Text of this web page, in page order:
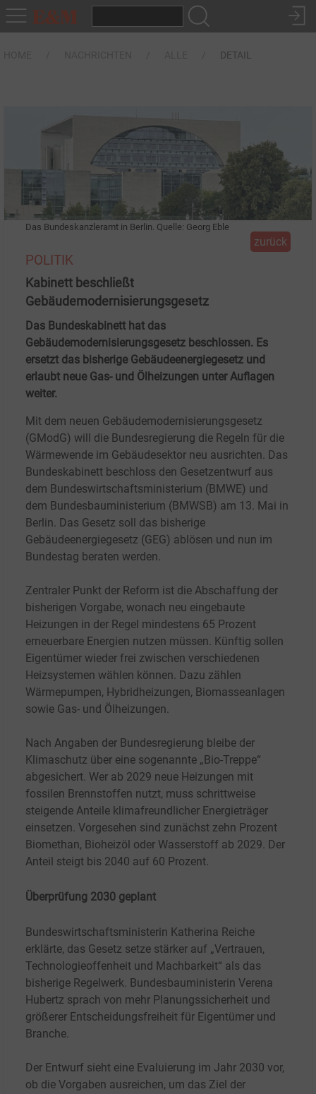
DETAIL
Das Bundeskanzleramt in Berlin. Quelle: Georg Eble
zurück
POLITIK
Kabinett beschließt
Gebäudemodernisierungsgesetz
Das Bundeskabinett hat das
Gebäudemodernisierungsgesetz beschlossen. Es
ersetzt das bisherige Gebäudeenergiegesetz und
erlaubt neue Gas- und Ölheizungen unter Auflagen
weiter.
Mit dem neuen Gebäudemodernisierungsgesetz
(GModG) will die Bundesregierung die Regeln für die
Wärmewende im Gebäudesektor neu ausrichten. Das
Bundeskabinett beschloss den Gesetzentwurf aus
dem Bundeswirtschaftsministerium (BMWE) und
dem Bundesbauministerium (BMWSB) am 13. Mai in
Berlin. Das Gesetz soll das bisherige
Gebäudeenergiegesetz (GEG) ablösen und nun im
Bundestag beraten werden.
Zentraler Punkt der Reform ist die Abschaffung der
bisherigen Vorgabe, wonach neu eingebaute
Heizungen in der Regel mindestens 65 Prozent
erneuerbare Energien nutzen müssen. Künftig sollen
Eigentümer wieder frei zwischen verschiedenen
Heizsystemen wählen können. Dazu zählen
Wärmepumpen, Hybridheizungen, Biomasseanlagen
sowie Gas- und Ölheizungen.
Nach Angaben der Bundesregierung bleibe der
Klimaschutz über eine sogenannte „Bio-Treppe“
abgesichert. Wer ab 2029 neue Heizungen mit
fossilen Brennstoffen nutzt, muss schrittweise
steigende Anteile klimafreundlicher Energieträger
einsetzen. Vorgesehen sind zunächst zehn Prozent
Biomethan, Bioheizöl oder Wasserstoff ab 2029. Der
Anteil steigt bis 2040 auf 60 Prozent.
Überprüfung 2030 geplant
Bundeswirtschaftsministerin Katherina Reiche
erklärte, das Gesetz setze stärker auf „Vertrauen,
Technologieoffenheit und Machbarkeit“ als das
bisherige Regelwerk. Bundesbauministerin Verena
Hubertz sprach von mehr Planungssicherheit und
größerer Entscheidungsfreiheit für Eigentümer und
Branche.
Der Entwurf sieht eine Evaluierung im Jahr 2030 vor,
ob die Vorgaben ausreichen, um das Ziel der